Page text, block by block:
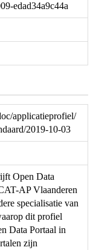
edad34a9c44a
applicatieprofiel/
2019-10-03
Open Data
AP Vlaanderen
specialisatie van
dit profiel
Data Portaal in
zijn